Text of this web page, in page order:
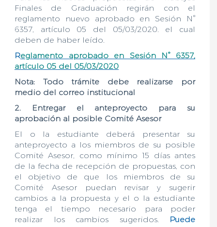
Finales de Graduación regirán con el
reglamento nuevo aprobado en Sesión N°
6357, artículo 05 del 05/03/2020. el cual
deben de haber leído.
Reglamento aprobado en Sesión N° 6357,
artículo 05 del 05/03/2020
Nota: Todo trámite debe realizarse por
medio del correo institucional
2. Entregar el anteproyecto para su
aprobación al posible Comité Asesor
El o la estudiante deberá presentar su
anteproyecto a los miembros de su posible
Comité Asesor, como mínimo 15 días antes
de la fecha de recepción de propuestas, con
el objetivo de que los miembros de su
Comité Asesor puedan revisar y sugerir
cambios a la propuesta y el o la estudiante
tenga el tiempo necesario para poder
realizar los cambios sugeridos.
Puede